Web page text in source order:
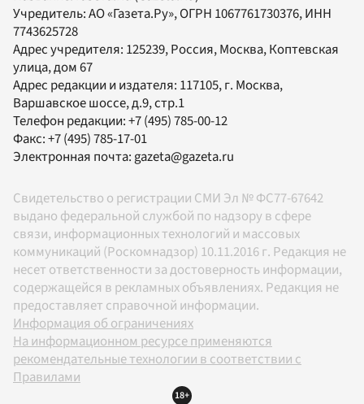
Учредитель:АО «Газета.Ру», ОГРН 1067761730376, ИНН
7743625728
Адрес учредителя: 125239, Россия, Москва, Коптевская
улица, дом 67
Адрес редакции и издателя: 117105, г. Москва,
Варшавское шоссе, д.9, стр.1
Телефон редакции:+7 (495) 785-00-12
Факс:+7 (495) 785-17-01
Электронная почта:gazeta@gazeta.ru
Свидетельство о регистрации СМИ Эл № ФС77-67642
выдано федеральной службой по надзору в сфере
связи, информационных технологий и массовых
коммуникаций (Роскомнадзор) 10.11.2016 г. Редакция не
несет ответственности за достоверность информации,
содержащейся в рекламных объявлениях. Редакция не
предоставляет справочной информации.
Информация об ограничениях
На информационном ресурсе применяются
рекомендательные технологии в соответствии с
Правилами
18+